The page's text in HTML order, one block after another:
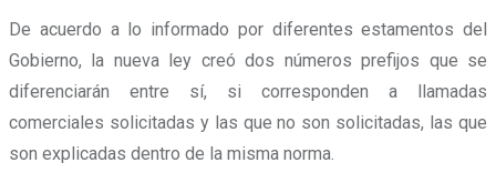
De acuerdo a lo informado por diferentes estamentos del
Gobierno, la nueva ley creó dos números prefijos que se
diferenciarán entre sí, si corresponden a llamadas
comerciales solicitadas y las que no son solicitadas, las que
son explicadas dentro de la misma norma.